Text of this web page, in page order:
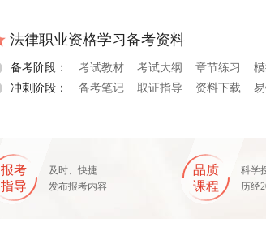
法律职业资格学习备考资料
备考阶段： 考试教材 考试大纲 章节练习
冲刺阶段： 备考笔记 取证指导 资料下载
报考
指导
及时、快捷
发布报考内容
品质
课程
科学
历经